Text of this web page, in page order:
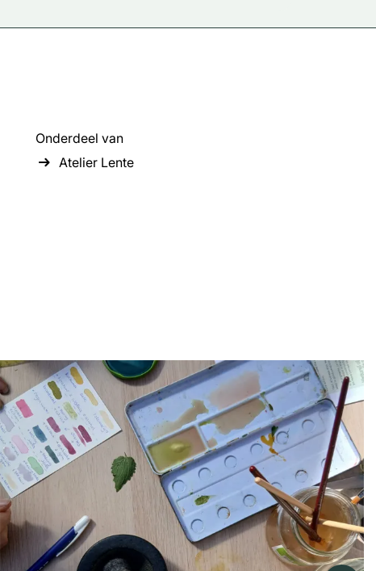
Onderdeel van
Atelier Lente